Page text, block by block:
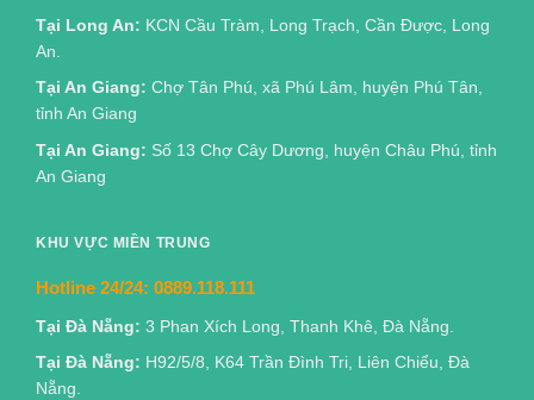
Tại Long An: KCN Cầu Tràm, Long Trạch, Cần Được, Long
An.
Tại An Giang: Chợ Tân Phú, xã Phú Lâm, huyện Phú Tân,
tỉnh An Giang
Tại An Giang: Số 13 Chợ Cây Dương, huyện Châu Phú, tỉnh
An Giang
KHU VỰC MIỀN TRUNG
Hotline 24/24: 0889.118.111
Tại Đà Nẵng: 3 Phan Xích Long, Thanh Khê, Đà Nẵng.
Tại Đà Nẵng: H92/5/8, K64 Trần Đình Tri, Liên Chiểu, Đà
Nẵng.